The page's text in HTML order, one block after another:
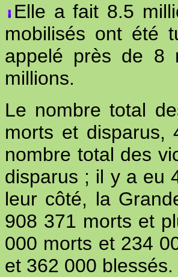
Elle a fait 8.5
mobilisés ont été
appelé près de 8
millions.
Le nombre total
morts et disparus,
nombre total des
disparus ; il y a eu
leur côté, la
908 371 morts et
000 morts et 234
et 362 000 blessés.